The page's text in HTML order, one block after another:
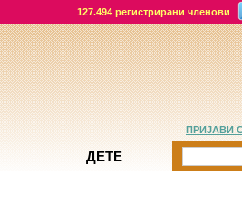
127.494 регистрирани членови
ПРИЈАВИ
ДЕТЕ